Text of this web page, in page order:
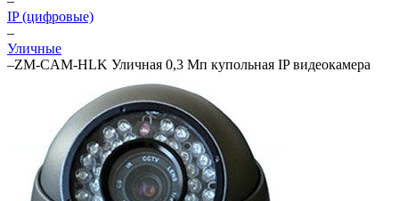
IP (цифровые)
–
Уличные
–ZM-CAM-HLK Уличная 0,3 Мп купольная IP видеокамера